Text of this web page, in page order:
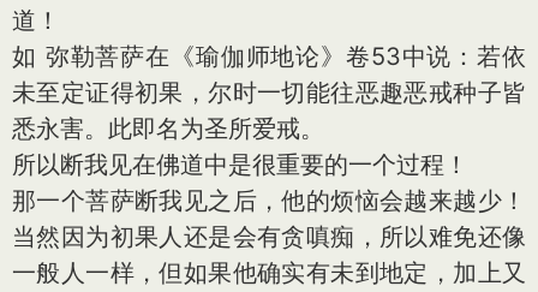
道！
如 弥勒菩萨在《瑜伽师地论》卷53中说：若依
未至定证得初果，尔时一切能往恶趣恶戒种子皆
悉永害。此即名为圣所爱戒。
所以断我见在佛道中是很重要的一个过程！
那一个菩萨断我见之后，他的烦恼会越来越少！
当然因为初果人还是会有贪嗔痴，所以难免还像
一般人一样，但如果他确实有未到地定，加上又